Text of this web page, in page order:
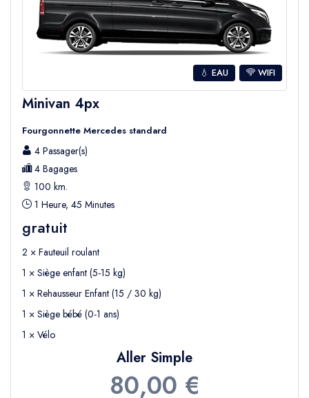
Olympos et Çıralı sont des endroits pour se détendre et
se reposer des visites touristiques, et la longue plage de
galets ici, qui s'étend entre les deux villages, est une
attraction majeure pour les touristes.
Comment se rendre à Olympos ?
Pour profiter d'un voyage sans stress à Olympos, nous
vous présentons des circuits pratiques qui proposent
des transferts aller-retour, des transferts de départ, des
transferts aéroport et hôtel, etc. Nous proposons
également des services de transport depuis votre hôtel
vers n'importe quelle destination souhaitée dans et
autour d'Olympos.
Outre les transferts aéroport et hôtel, nous proposons
également des excursions d'une journée et des
transferts privés dans la ville.
💧 EAU WIFI
Minivan 4px
Fourgonnette Mercedes standard
4 Passager(s)
4 Bagages
100 km.
1 Heure, 45 Minutes
gratuit
2 × Fauteuil roulant
1 × Siège enfant (5-15 kg)
1 × Rehausseur Enfant (15 / 30 kg)
1 × Siège bébé (0-1 ans)
1 × Vélo
Aller Simple
80,00 €